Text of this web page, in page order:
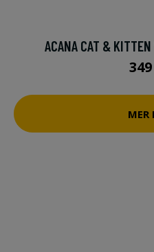
ACANA CAT &
349
MER